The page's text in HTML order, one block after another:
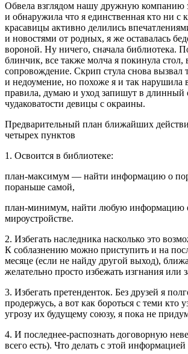
Обвела взглядом нашу дружную компанию
и обнаружила что я единственная кто ни с
красавицы активно делились
и новостями от родных, я же оставалась
вороной. Ну ничего, сначала библиотека.
блинчик, все также молча я покинула стол,
сопровождение. Скрип стула снова вызвал
и недоумение, но похоже я и так нарушила
правила, думаю и уход запишут в длинный
чудаковатости девицы с окраины.
Предварительный план ближайших
четырех пунктов
1. Освоится в библиотеке:
план-максимум — найти информацию о
пораньше самой,
план-минимум, найти любую информацию
мироустройстве.
2. Избегать наследника насколько это
К соблазнению можно приступить и на
месяце (если не найду другой выход),
желательно просто избежать изгнания или
3. Избегать претенденток. Без друзей я
продержусь, а вот как бороться с теми кто
угрозу их будущему союзу, я пока не
4. И последнее-распознать договорную
всего есть). Что делать с этой